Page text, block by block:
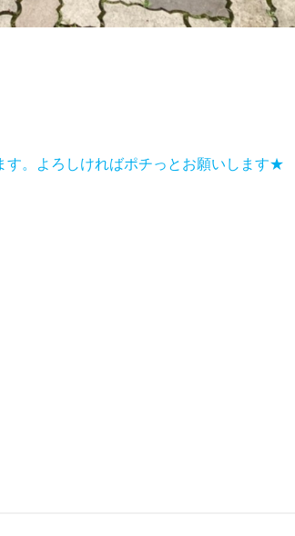
す。よろしければポチっとお願いします★